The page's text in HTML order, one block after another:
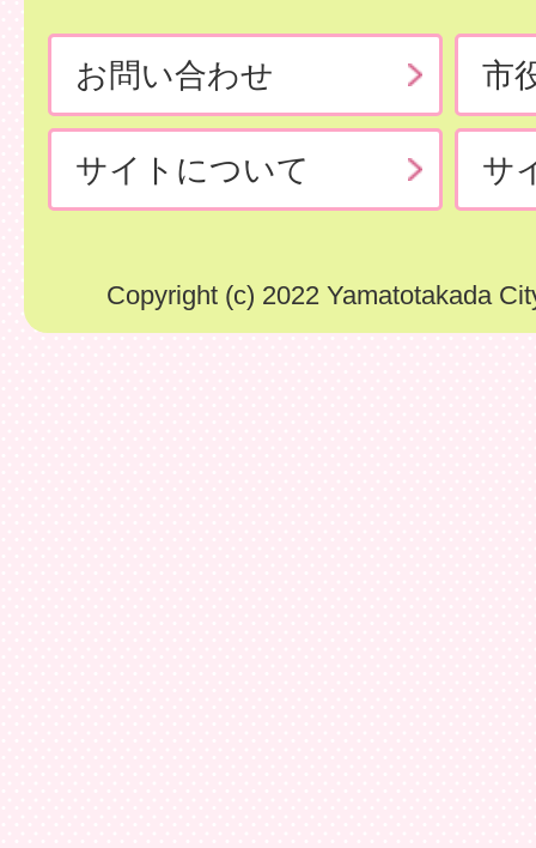
お問い合わせ 市
サイトについて サ
Copyright (c) 2022 Yamatotakada